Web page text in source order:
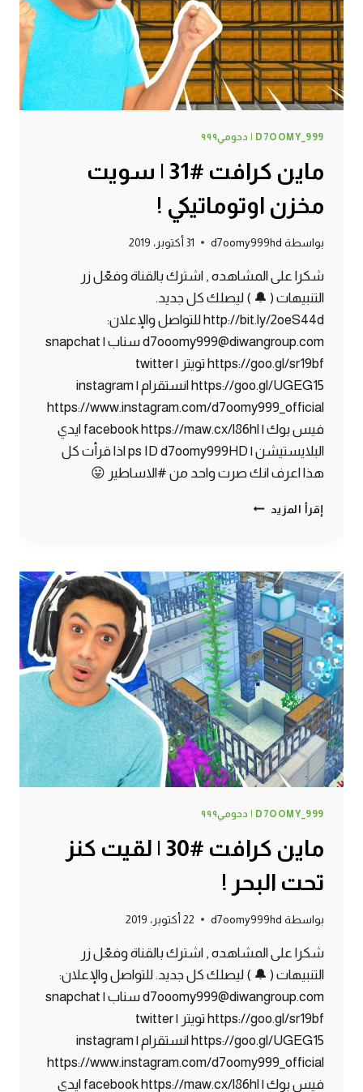
D7OOMY_999 | دحومي٩٩٩
ماين كرافت #31 | سويت
مخزن اوتوماتيكي !
بواسطة d7oomy999hd 31 أكتوبر، 2019
شكرا على المشاهده , اشترك بالقناة وفعّل زر
التنبيهات ( 🔔 ) ليصلك كل جديد.
http://bit.ly/2oeS44d للتواصل والإعلان:
d7ooomy999@diwangroup.com سناب | snapchat
https://goo.gl/sr19bf تويتر | twitter
https://goo.gl/UGEG15 انستقرام | instagram
https://www.instagram.com/d7oomy999_official
فيس بوك | facebook https://maw.cx/l86hl ايدي
البلايستيشن | ps ID d7oomy999HD اذا قرأت كل
هذا اعرف انك صرت واحد من #الاساطير 😛
إقرأ المزيد ماين
سويت
مخزن
اوتوماتيكي
!
D7OOMY_999 | دحومي٩٩٩
ماين كرافت #30 | لقيت كنز
تحت البحر !
بواسطة d7oomy999hd 22 أكتوبر، 2019
شكرا على المشاهده , اشترك بالقناة وفعّل زر
التنبيهات ( 🔔 ) ليصلك كل جديد. للتواصل والإعلان:
d7ooomy999@diwangroup.com سناب | snapchat
https://goo.gl/sr19bf تويتر | twitter
https://goo.gl/UGEG15 انستقرام | instagram
https://www.instagram.com/d7oomy999_official
فيس بوك | facebook https://maw.cx/l86hl ايدي